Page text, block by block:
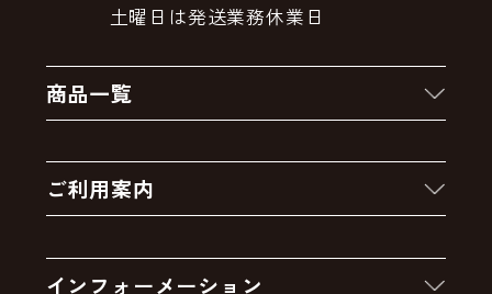
土曜日は発送業務休業日
商品一覧
クーポン
卸販売・大量注文
ご利用案内
インフォーメーション